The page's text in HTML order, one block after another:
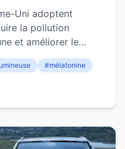
la faune
Uni adoptent
la pollution
et améliorer le
#mélatonine